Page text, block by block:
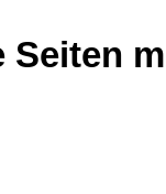
Seiten